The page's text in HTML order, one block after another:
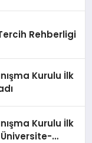
Rehberligi
Kurulu İlk
Kurulu İlk
Üniversite-